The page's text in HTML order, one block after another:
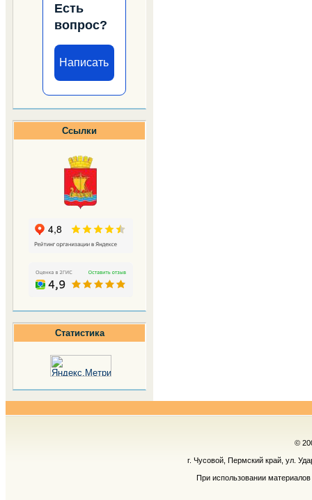
Есть
вопрос?
Написать
Ссылки
Статистика
©
г. Чусовой, Пермский край, ул.
При использовании